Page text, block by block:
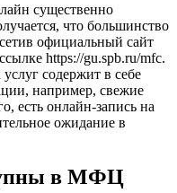
существенно
что большинство
официальный сайт
https://gu.spb.ru/mfc.
содержит в себе
например, свежие
есть онлайн-запись на
ожидание в
в МФЦ